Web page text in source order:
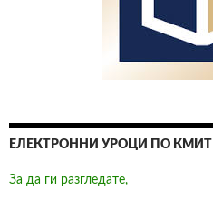
ЕЛЕКТРОННИ УРОЦИ ПО КМИТ
За да ги разгледате,